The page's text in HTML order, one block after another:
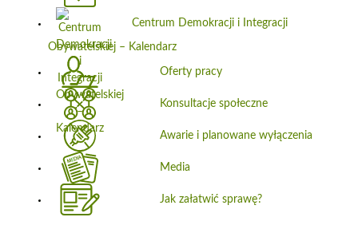
Centrum Demokracji i Integracji
Obywatelskiej – Kalendarz
Oferty pracy
Konsultacje społeczne
Awarie i planowane wyłączenia
Media
Jak załatwić sprawę?